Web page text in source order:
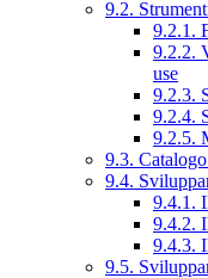
9.2.
9.2.1.
9.2.2.
use
9.2.3.
9.2.4.
9.2.5.
9.3.
9.4.
9.4.1.
9.4.2.
9.4.3.
9.5.